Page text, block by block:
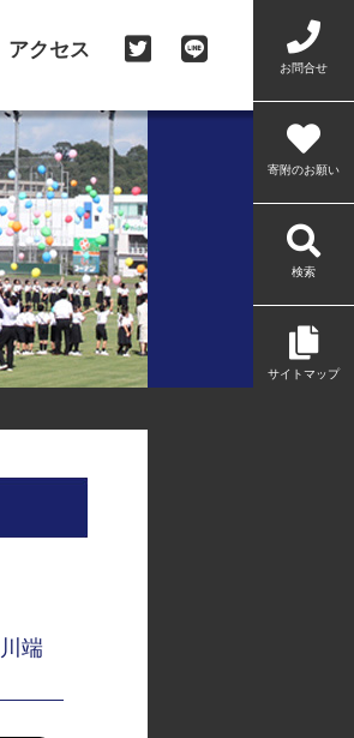
アクセス
お問合せ
寄附のお願い
検索
サイトマップ
端